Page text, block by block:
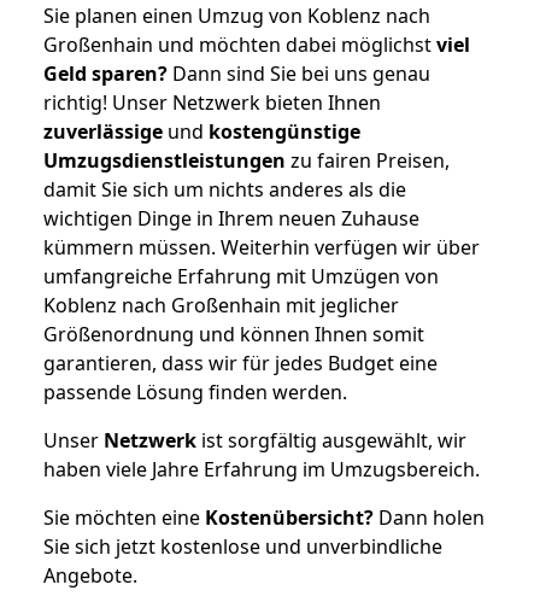
Sie planen einen Umzug von Koblenz nach
Großenhain und möchten dabei möglichstviel
Geld sparen? Dann sind Sie bei uns genau
richtig! Unser Netzwerk bieten Ihnen
zuverlässige und kostengünstige
Umzugsdienstleistungen zu fairen Preisen,
damit Sie sich um nichts anderes als die
wichtigen Dinge in Ihrem neuen Zuhause
kümmern müssen. Weiterhin verfügen wir über
umfangreiche Erfahrung mit Umzügen von
Koblenz nach Großenhain mit jeglicher
Größenordnung und können Ihnen somit
garantieren, dass wir für jedes Budget eine
passende Lösung finden werden.
Unser Netzwerk ist sorgfältig ausgewählt, wir
haben viele Jahre Erfahrung im Umzugsbereich.
Sie möchten eine Kostenübersicht? Dann holen
Sie sich jetzt kostenlose und unverbindliche
Angebote.